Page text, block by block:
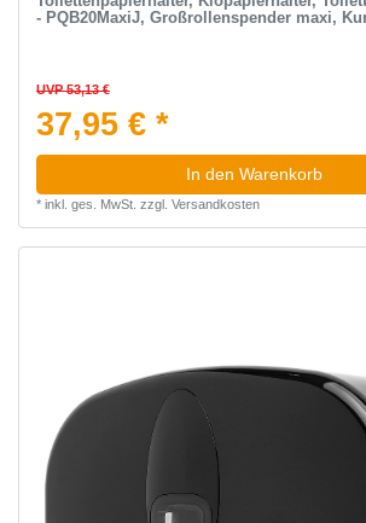
- PQB20MaxiJ, Großrollenspender maxi,
UVP 53,13 €
37,95 € *
In den Warenkorb
* inkl. ges. MwSt. zzgl. Versandkosten